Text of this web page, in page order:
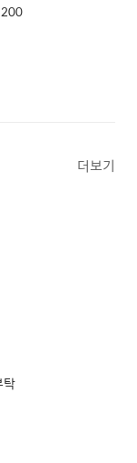
더보기
탁